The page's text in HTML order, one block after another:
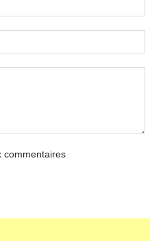
commentaires